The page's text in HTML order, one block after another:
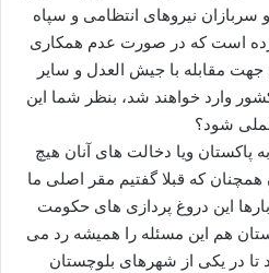
نیروهای انتظامی و سپاه
کرده است که در صورت عدم همکاری
جهت مقابله با جیش العدل و سایر
وارد خواهند شد، بنظر شما این
شود؟
پاکستان ویا دخالت های آنان هیچ
که قبلا گفتیم مقر اصلی ما
این دروغ پردازی های حکومت
هم این مسئله را همیشه رد می
تا در یکی از شهرهای بلوچستان